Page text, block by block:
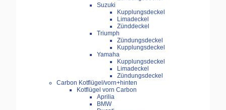
Suzuki
Kupplungsdeckel
Limadeckel
Zünddeckel
Triumph
Zündungsdeckel
Kupplungsdeckel
Yamaha
Kupplungsdeckel
Limadeckel
Zündungsdeckel
Carbon Kotflügel/vorn+hinten
Kotflügel vorn Carbon
Aprilia
BMW